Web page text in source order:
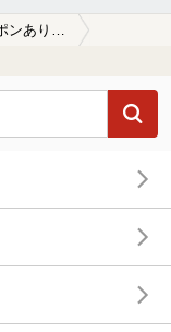
【クーポンあり】切り傷に効能がある常総の温泉、日帰り温泉、スーパー銭湯おすすめ